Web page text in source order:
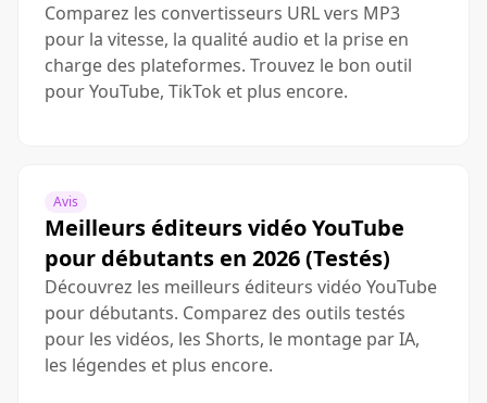
Comparez les convertisseurs URL vers MP3
pour la vitesse, la qualité audio et la prise en
charge des plateformes. Trouvez le bon outil
pour YouTube, TikTok et plus encore.
Avis
Meilleurs éditeurs vidéo YouTube
pour débutants en 2026 (Testés)
Découvrez les meilleurs éditeurs vidéo YouTube
pour débutants. Comparez des outils testés
pour les vidéos, les Shorts, le montage par IA,
les légendes et plus encore.